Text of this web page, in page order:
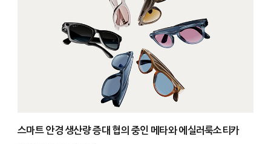
스마트 안경 생산량 증대 협의 중인 메타와 에실러룩소티카